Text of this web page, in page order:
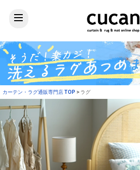
カーテン・ラグ通販専門店 TOP ラグ